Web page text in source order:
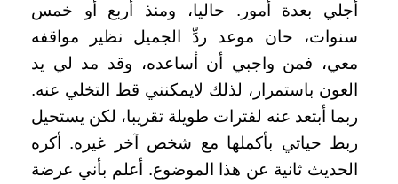
أجلي بعدة أمور. حاليا، ومنذ أربع أو خمس
سنوات، حان موعد ردِّ الجميل نظير مواقفه
معي، فمن واجبي أن أساعده، وقد مد لي يد
العون باستمرار، لذلك لايمكنني قط التخلي عنه.
ربما أبتعد عنه لفترات طويلة تقريبا، لكن يستحيل
ربط حياتي بأكملها مع شخص آخر غيره. أكره
الحديث ثانية عن هذا الموضوع. أعلم بأني عرضة